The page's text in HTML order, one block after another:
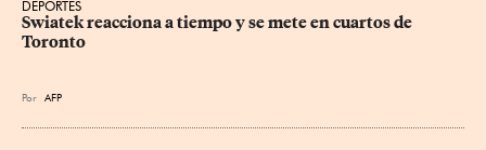
DEPORTES
Swiatek reacciona a tiempo y se mete en cuartos de
Toronto
Por AFP